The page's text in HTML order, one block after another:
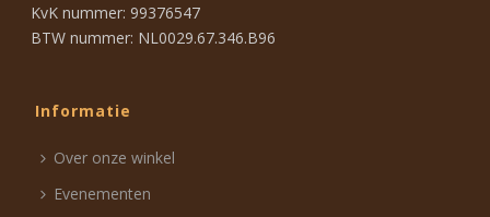
KvK nummer: 99376547
BTW nummer: NL0029.67.346.B96
Informatie
Over onze winkel
Evenementen